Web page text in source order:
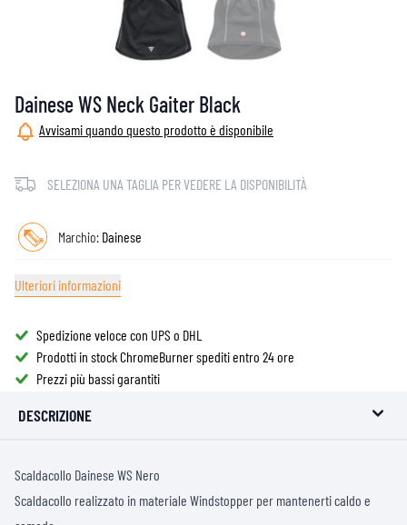
Dainese WS Neck Gaiter Black
Avvisami quando questo prodotto è disponibile
SELEZIONA UNA TAGLIA PER VEDERE LA DISPONIBILITÀ
Marchio: Dainese
Ulteriori informazioni
Spedizione veloce con UPS o DHL
Prodotti in stock ChromeBurner spediti entro 24 ore
Prezzi più bassi garantiti
DESCRIZIONE
Scaldacollo Dainese WS Nero
Scaldacollo realizzato in materiale Windstopper per mantenerti caldo e